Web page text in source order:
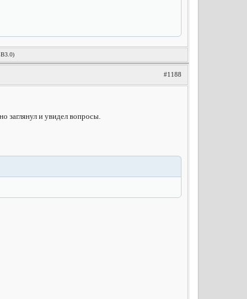
#1188
заглянул и увидел вопросы.